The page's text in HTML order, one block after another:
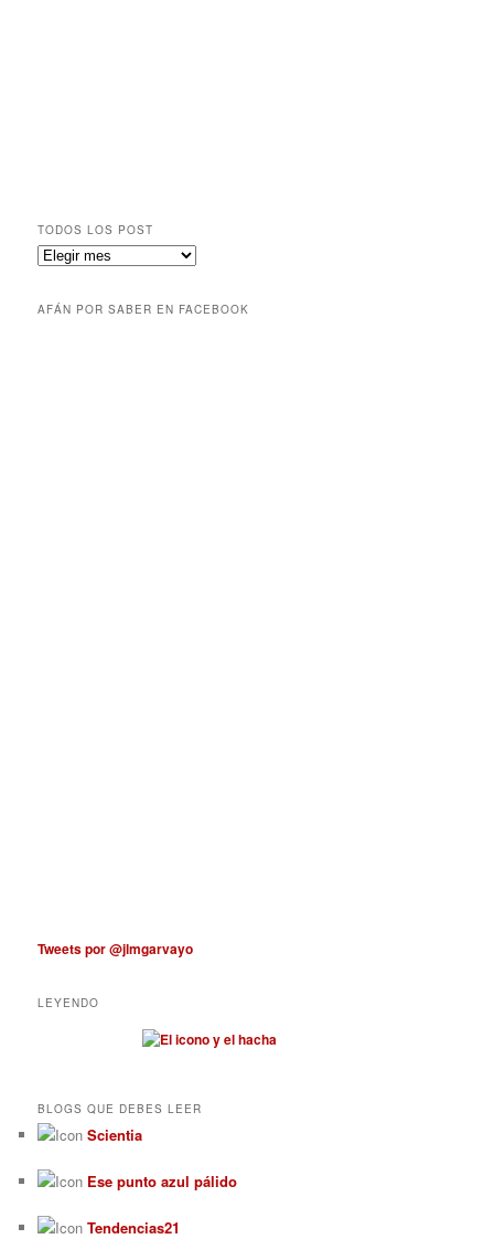
TODOS LOS POST
AFÁN POR SABER EN FACEBOOK
Tweets por @jlmgarvayo
LEYENDO
BLOGS QUE DEBES LEER
Scientia
Ese punto azul pálido
Tendencias21